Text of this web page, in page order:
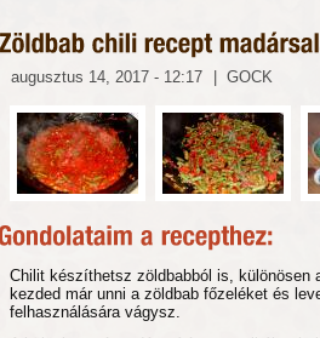
augusztus 14, 2017 - 12:17 GOCK
Chilit készíthetsz zöldbabból is, különösen
kezded már unni a zöldbab főzeléket és
felhasználására vágysz.